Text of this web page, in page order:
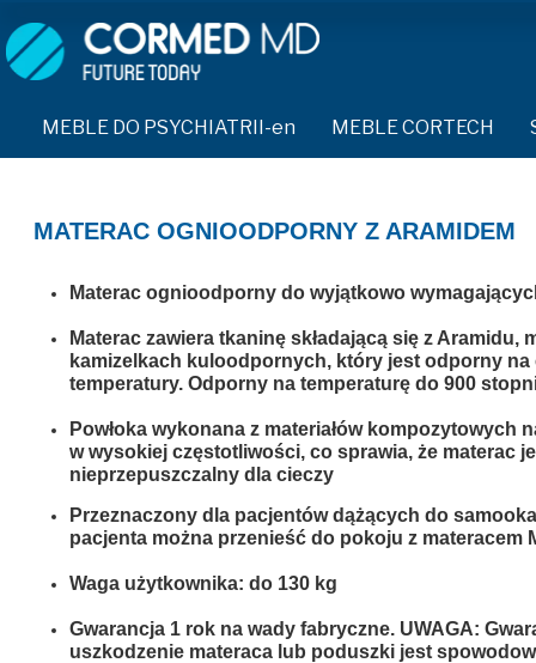
MEBLE DO PSYCHIATRII-en
TAPCZAN Z METALOWYM STELAŻEM-en
KRZESŁA POLIPROPYLENOWE-en
STOŁY-en
SZAFY UBRANIOWE
SZAFKI PRZYŁÓŻKOWE-en
MEBLE PIANKOWE FEEK
MEBLE BEHAWIORALNE-en
MEBLE WIĘZIENNE-en
OBUDOWA OCHRONNA TV
OSŁONA GRZEJNIKA
MEBLE CORTECH
MEBLE DO PSYCHIATRII-en
STOŁY-en
SZAFY UBRANIOWE Z LAMINATU-en
SZAFKI PRZYŁÓŻKOWE-en
MEBLE BEHAWIORALNE-en
MEBLE WIĘZIENNE-en
SPRZĘT DO PSYCHIATRII
MASKA PRZECIW
BODYFIX OCHRONNA
FOTEL
ARMATURA
MATERAC OGNIOODPORNY Z ARAMIDEM
Materac ognioodporny do wyjątkowo
Materac zawiera tkaninę składającą się z Aramidu,
kamizelkach kuloodpornych, który jest odporny
temperatury. Odporny na temperaturę do 900
Powłoka wykonana z materiałów kompozytowych
w wysokiej częstotliwości, co sprawia, że ​​materac
nieprzepuszczalny dla cieczy
Przeznaczony dla pacjentów dążących do
pacjenta można przenieść do pokoju z materacem
Waga użytkownika: do 130 kg
Gwarancja 1 rok na wady fabryczne. UWAGA:
uszkodzenie materaca lub poduszki jest